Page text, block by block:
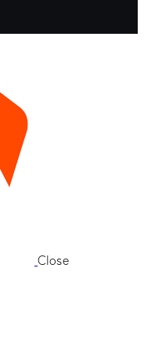
Close